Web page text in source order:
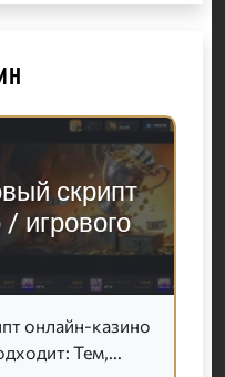
скрипт
игрового
онлайн-казино
Тем,...